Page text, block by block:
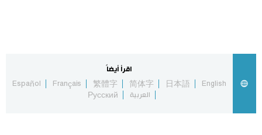
سياحة وسفر
اليابان في فيديو
اقرأ أيضاً
English
日本語
简体字
繁體字
Français
Español
العربية
Русский